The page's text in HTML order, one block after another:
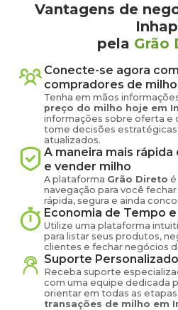
Vantagens de
pela Grão
Conecte-se agora
compradores de milho
Tenha em mãos
preço do milho hoje em
informações sobre oferta e
tome decisões
atualizados.
A maneira mais
e vender milho
A plataforma Grão Direto é
navegação para você
rápida, segura e ainda
Economia de Tempo
Utilize uma plataforma
para listar seus produtos,
clientes e fechar negócios
Suporte Personalizado
Receba suporte
com uma equipe dedicada
orientar em todas as
transações de milho em